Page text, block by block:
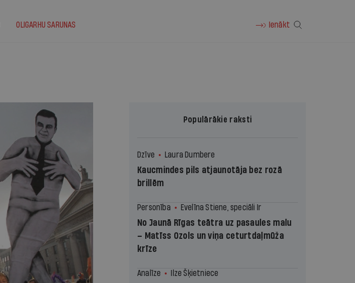
OLIGARHU SARUNAS Ienākt
Populārākie raksti
Dzīve Laura Dumbere
Kaucmindes pils atjaunotāja bez rozā
brillēm
Personība Evelīna Stiene, speciāli Ir
No Jaunā Rīgas teātra uz pasaules malu
– Matīss Ozols un viņa ceturtdaļmūža
krīze
Analīze Ilze Šķietniece